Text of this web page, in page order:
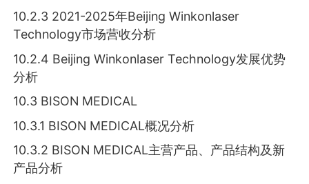
10.2.3 2021-2025年Beijing Winkonlaser
Technology市场营收分析
10.2.4 Beijing Winkonlaser Technology发展优势
分析
10.3 BISON MEDICAL
10.3.1 BISON MEDICAL概况分析
10.3.2 BISON MEDICAL主营产品、产品结构及新
产品分析